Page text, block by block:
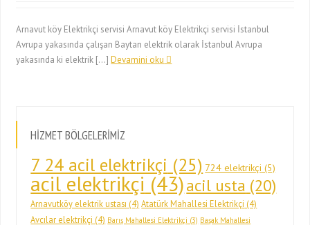
Arnavut köy Elektrikçi servisi Arnavut köy Elektrikçi servisi İstanbul
Avrupa yakasında çalışan Baytan elektrik olarak İstanbul Avrupa
yakasında ki elektrik […]Devamini oku
HİZMET BÖLGELERİMİZ
7 24 acil elektrikçi (25) 724 elektrikçi (5)
acil elektrikçi (43)acil usta (20)
Arnavutköy elektrik ustası (4) Atatürk Mahallesi Elektrikçi (4)
Avcılar elektrikçi (4) Barış Mahallesi Elektrikçi (3) Başak Mahallesi